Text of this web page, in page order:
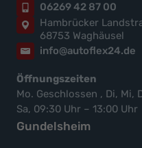
06269 42 87 00
Hambrücker
68753 Waghäusel
info@autoflex24.de
Öffnungszeiten
Mo. Geschlossen , Di, Mi,
Sa, 09:30 Uhr – 13:00 Uhr
Gundelsheim